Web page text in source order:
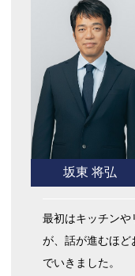
坂東 将弘
最初はキッチンや
が、話が進むほど
でいきました。